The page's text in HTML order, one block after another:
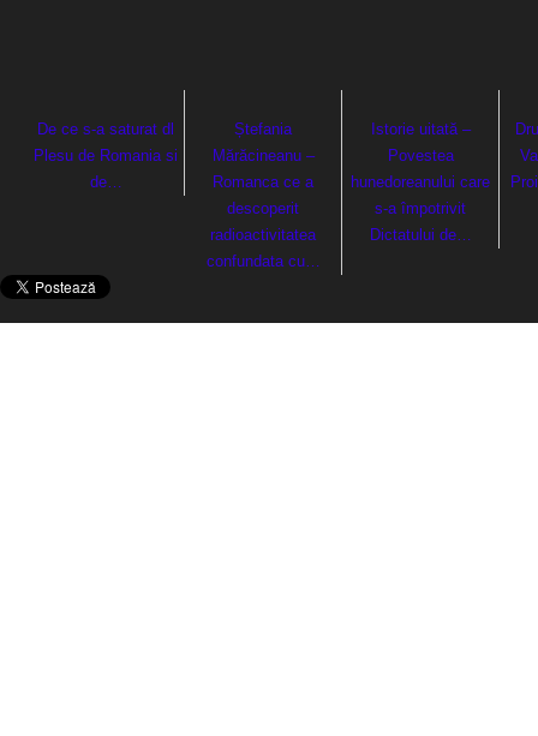
De ce s-a saturat dl
Plesu de Romania si
de…
Ștefania
Mărăcineanu –
Romanca ce a
descoperit
radioactivitatea
confundata cu…
Istorie uitată –
Povestea
hunedoreanului care
s-a împotrivit
Dictatului de…